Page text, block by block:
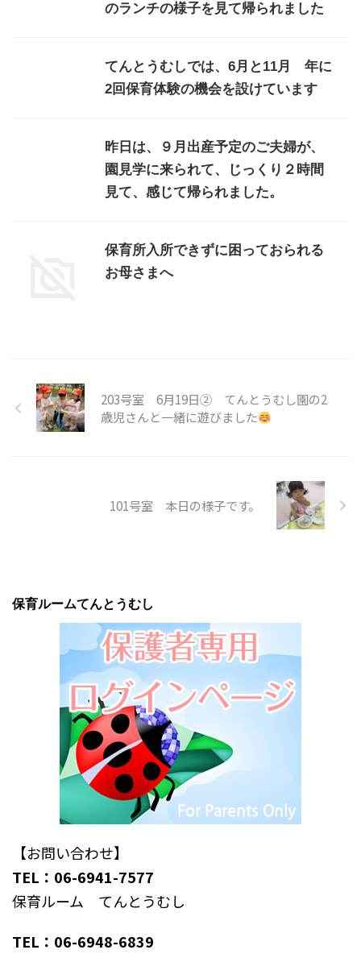
のランチの様子を見て帰られました
てんとうむしでは、6月と11月 年に
2回保育体験の機会を設けています
昨日は、９月出産予定のご夫婦が、
園見学に来られて、じっくり２時間
見て、感じて帰られました。
保育所入所できずに困っておられる
お母さまへ
203号室 6月19日② てんとうむし園の2
歳児さんと一緒に遊びました
101号室 本日の様子です。
保育ルームてんとうむし
【お問い合わせ】
TEL：06-6941-7577
保育ルーム てんとうむし
TEL：06-6948-6839